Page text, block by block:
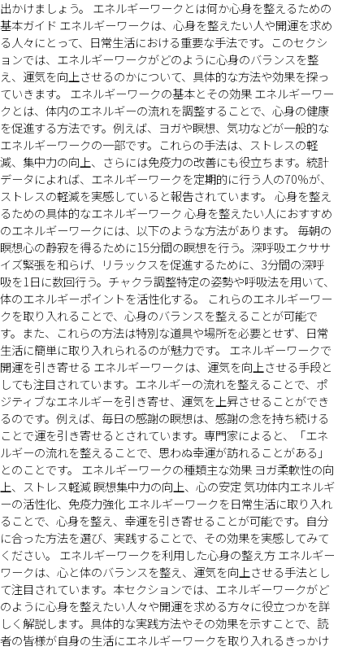
出かけましょう。 エネルギーワークとは何か心身を整えるための
基本ガイド エネルギーワークは、心身を整えたい人や開運を求め
る人々にとって、日常生活における重要な手法です。このセクシ
ョンでは、エネルギーワークがどのように心身のバランスを整
え、運気を向上させるのかについて、具体的な方法や効果を探っ
ていきます。 エネルギーワークの基本とその効果 エネルギーワー
クとは、体内のエネルギーの流れを調整することで、心身の健康
を促進する方法です。例えば、ヨガや瞑想、気功などが一般的な
エネルギーワークの一部です。これらの手法は、ストレスの軽
減、集中力の向上、さらには免疫力の改善にも役立ちます。統計
データによれば、エネルギーワークを定期的に行う人の70%が、
ストレスの軽減を実感していると報告されています。 心身を整え
るための具体的なエネルギーワーク 心身を整えたい人におすすめ
のエネルギーワークには、以下のような方法があります。 毎朝の
瞑想心の静寂を得るために15分間の瞑想を行う。深呼吸エクササ
イズ緊張を和らげ、リラックスを促進するために、3分間の深呼
吸を1日に数回行う。チャクラ調整特定の姿勢や呼吸法を用いて、
体のエネルギーポイントを活性化する。 これらのエネルギーワー
クを取り入れることで、心身のバランスを整えることが可能で
す。また、これらの方法は特別な道具や場所を必要とせず、日常
生活に簡単に取り入れられるのが魅力です。 エネルギーワークで
開運を引き寄せる エネルギーワークは、運気を向上させる手段と
しても注目されています。エネルギーの流れを整えることで、ポ
ジティブなエネルギーを引き寄せ、運気を上昇させることができ
るのです。例えば、毎日の感謝の瞑想は、感謝の念を持ち続ける
ことで運を引き寄せるとされています。専門家によると、「エネ
ルギーの流れを整えることで、思わぬ幸運が訪れることがある」
とのことです。 エネルギーワークの種類主な効果 ヨガ柔軟性の向
上、ストレス軽減 瞑想集中力の向上、心の安定 気功体内エネルギ
ーの活性化、免疫力強化 エネルギーワークを日常生活に取り入れ
ることで、心身を整え、幸運を引き寄せることが可能です。自分
に合った方法を選び、実践することで、その効果を実感してみて
ください。 エネルギーワークを利用した心身の整え方 エネルギー
ワークは、心と体のバランスを整え、運気を向上させる手法とし
て注目されています。本セクションでは、エネルギーワークがど
のように心身を整えたい人々や開運を求める方々に役立つかを詳
しく解説します。具体的な実践方法やその効果を示すことで、読
者の皆様が自身の生活にエネルギーワークを取り入れるきっかけ